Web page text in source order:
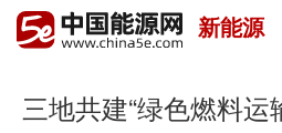
首页
政策
新能源
三地共建“绿色燃料运